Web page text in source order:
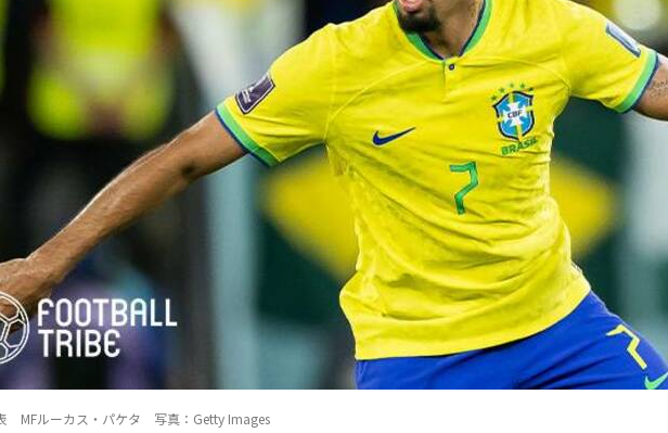
MFルーカス・パケタ 写真：Getty Images